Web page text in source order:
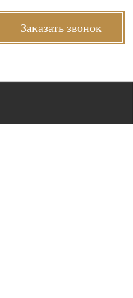
Заказать звонок